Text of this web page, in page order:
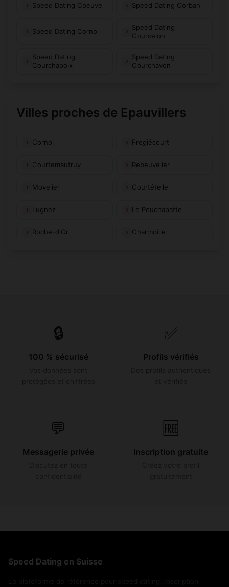
Speed Dating Coeuve Speed Dating Corban
Speed Dating Cornol
Speed Dating
Courcelon
Speed Dating
Courchapoix
Speed Dating
Courchavon
Villes proches de Epauvillers
Cornol Fregiécourt
Courtemautruy Rebeuvelier
Movelier Courtételle
Lugnez Le Peuchapatte
Roche-d'Or Charmoille
🔒
100 % sécurisé
✅
Profils vérifiés
💬
Messagerie privée
🆓
Inscription gratuite
Speed Dating en Suisse